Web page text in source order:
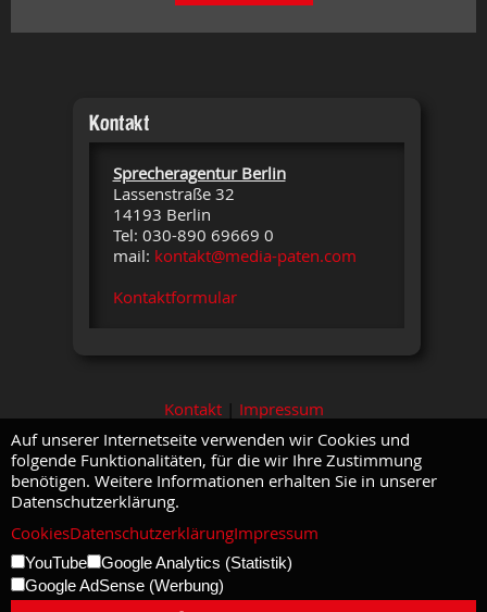
Kontakt
Sprecheragentur Berlin
Lassenstraße 32
14193 Berlin
Tel: 030-890 69669 0
mail: kontakt@media-paten.com
Kontaktformular
Kontakt| Impressum
Auf unserer Internetseite verwenden wir Cookies und
folgende Funktionalitäten, für die wir Ihre Zustimmung
benötigen. Weitere Informationen erhalten Sie in unserer
Datenschutzerklärung.
CookiesDatenschutzerklärungImpressum
YouTube
Google Analytics (Statistik)
Google AdSense (Werbung)